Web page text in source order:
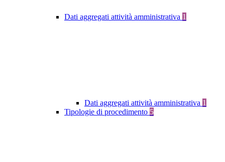
Dati aggregati attività amministrativa 1
Dati aggregati attività amministrativa 1
Tipologie di procedimento 5